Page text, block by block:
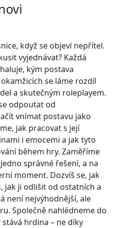
když se objeví nepřítel.
vyjednávat? Každá
kým postava
se láme rozdíl
a skutečným roleplayem.
odpoutat od
vnímat postavu jako
jak pracovat s její
i emocemi a jak tyto
během hry. Zaměříme
správné řešení, a na
moment. Dozvíš se, jak
jak ji odlišit od ostatních a
není nejvýhodnější, ale
Společně nahlédneme do
hrdina – ne díky